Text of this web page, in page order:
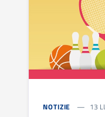
NOTIZIE 13